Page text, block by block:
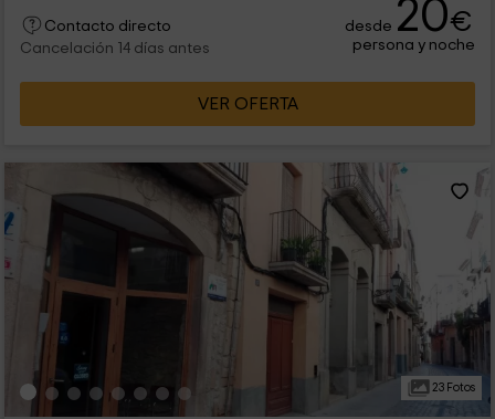
Contacto directo
Cancelación 14 días antes
desde 20€
persona y noche
VER OFERTA
23 Fotos